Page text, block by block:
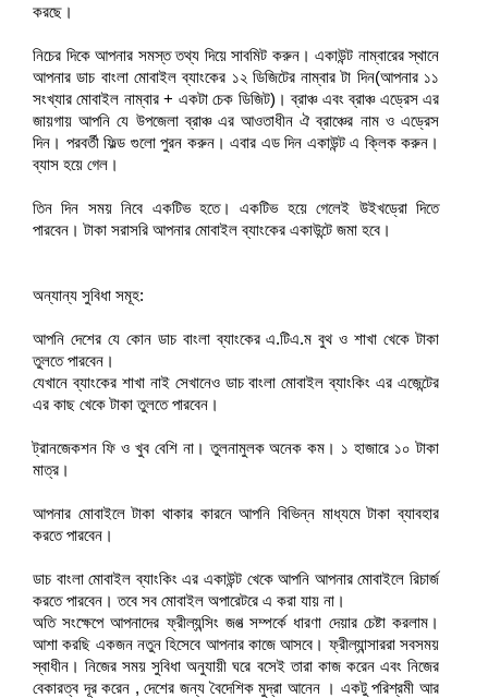
করছে।
নিচের দিকে আপনার সমস্ত তথ্য দিয়ে সাবমিট করুন। একাউন্ট নাম্বারের স্থানে
আপনার ডাচ বাংলা মোবাইল ব্যাংকের ১২ ডিজিটের নাম্বার টা দিন(আপনার ১১
সংখ্যার মোবাইল নাম্বার + একটা চেক ডিজিট)। ব্রাঞ্চ এবং ব্রাঞ্চ এড্রেস এর
জায়গায় আপনি যে উপজেলা ব্রাঞ্চ এর আওতাধীন ঐ ব্রাঞ্চের নাম ও এড্রেস
দিন। পরবর্তী ফিল্ড গুলো পুরন করুন। এবার এড দিন একাউন্ট এ ক্লিক করুন।
ব্যাস হয়ে গেল।
তিন দিন সময় নিবে একটিভ হতে। একটিভ হয়ে গেলেই উইখড্রো দিতে
পারবেন। টাকা সরাসরি আপনার মোবাইল ব্যাংকের একাউন্টে জমা হবে।
অন্যান্য সুবিধা সমূহ:
আপনি দেশের যে কোন ডাচ বাংলা ব্যাংকের এ.টিএ.ম বুথ ও শাখা খেকে টাকা
তুলতে পারবেন।
যেখানে ব্যাংকের শাখা নাই সেখানেও ডাচ বাংলা মোবাইল ব্যাংকিং এর এজেন্টের
এর কাছ খেকে টাকা তুলতে পারবেন।
ট্রানজেকশন ফি ও খুব বেশি না। তুলনামুলক অনেক কম। ১ হাজারে ১০ টাকা
মাত্র।
আপনার মোবাইলে টাকা থাকার কারনে আপনি বিভিন্ন মাধ্যমে টাকা ব্যাবহার
করতে পারবেন।
ডাচ বাংলা মোবাইল ব্যাংকিং এর একাউন্ট খেকে আপনি আপনার মোবাইলে রিচার্জ
করতে পারবেন। তবে সব মোবাইল অপারেটরে এ করা যায় না।
অতি সংক্ষেপে আপনাদের ফ্রীল্যন্সিং জগত্‍ সম্পর্কে ধারণা দেয়ার চেষ্টা করলাম।
আশা করছি একজন নতুন হিসেবে আপনার কাজে আসবে। ফ্রীল্যান্সাররা সবসময়
স্বাধীন। নিজের সময় সুবিধা অনুযায়ী ঘরে বসেই তারা কাজ করেন এবং নিজের
বেকারত্ব দূর করেন , দেশের জন্য বৈদেশিক মুদ্রা আনেন । একটু পরিশ্রমী আর